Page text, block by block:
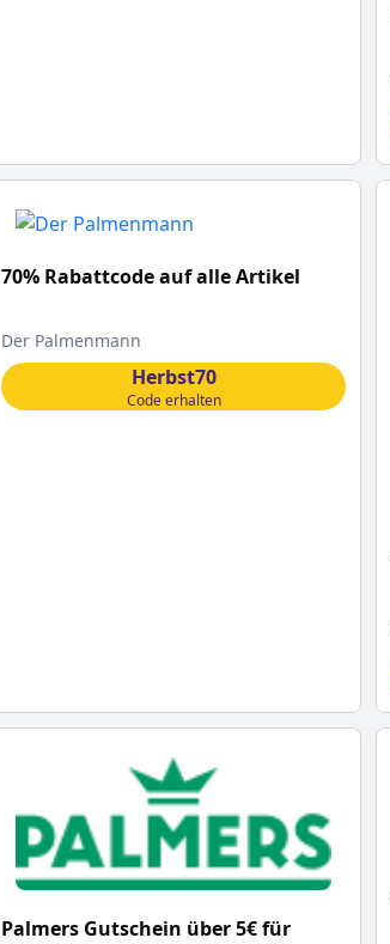
70% Rabattcode auf alle Artikel
Der Palmenmann
Herbst70
Code erhalten
Palmers Gutschein über 5€ für